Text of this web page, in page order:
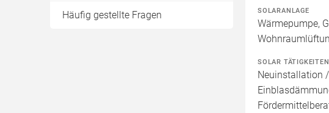
Häufig gestellte Fragen SOLARANLAGE
Wärmepumpe,
SOLAR TÄTIGKEITEN
Neuinstallation